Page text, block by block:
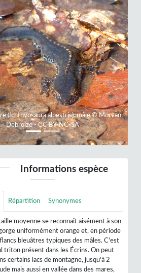
(Ichthyosaura alpestris), mâle © Morvan
Debroize - CC BY-NC-SA
Next
Informations espèce
Répartition Synonymes
moyenne se reconnaît aisément à son
uniformément orange et, en période
bleuâtres typiques des mâles. C'est
triton présent dans les Écrins. On peut
certains lacs de montagne, jusqu'à 2
mais aussi en vallée dans des mares,